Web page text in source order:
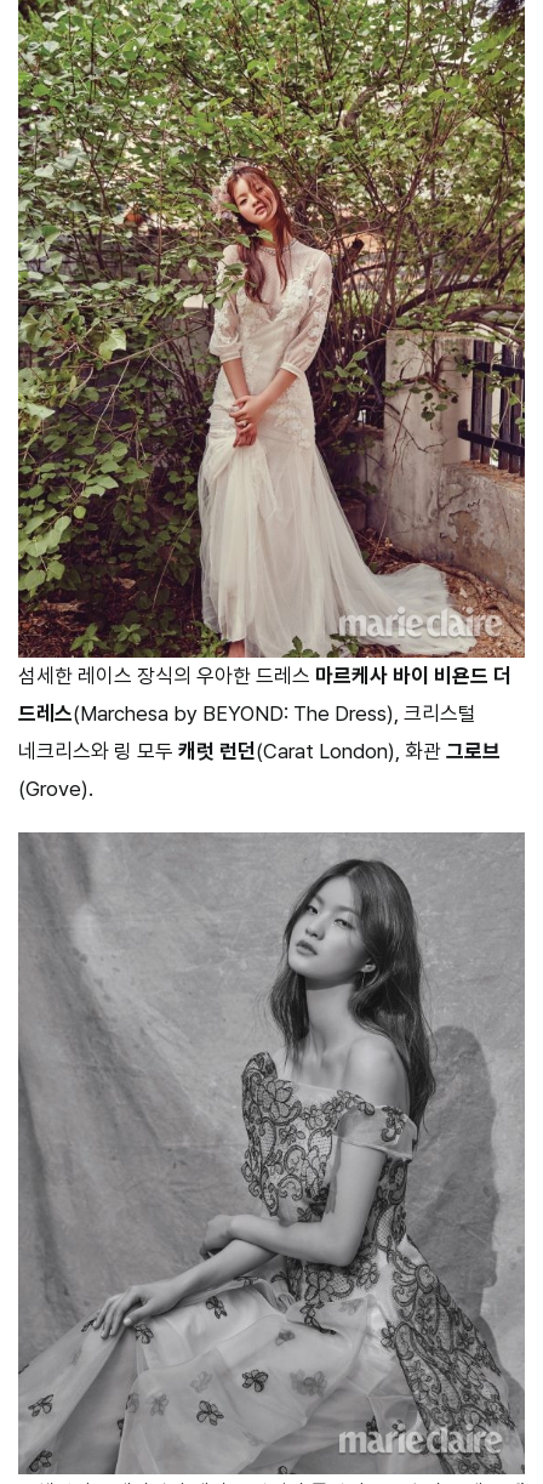
섬세한 레이스 장식의 우아한 드레스 마르케사 바이 비욘드 더
드레스(Marchesa by BEYOND: The Dress), 크리스털
네크리스와 링 모두 캐럿 런던(Carat London), 화관 그로브
(Grove).